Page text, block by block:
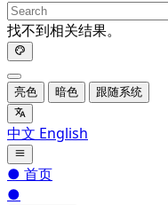
找不到相关结果。
亮色 暗色 跟随系统
中文 English
● 首页
●